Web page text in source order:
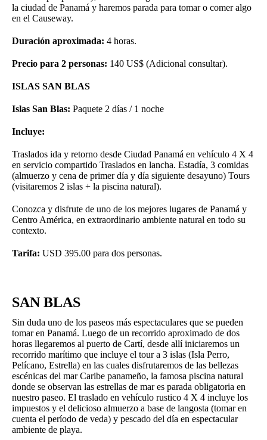
la ciudad de Panamá y haremos parada para tomar o comer algo
en el Causeway.
Duración aproximada: 4 horas.
Precio para 2 personas: 140 US$ (Adicional consultar).
ISLAS SAN BLAS
Islas San Blas: Paquete 2 días / 1 noche
Incluye:
Traslados ida y retorno desde Ciudad Panamá en vehículo 4 X 4
en servicio compartido Traslados en lancha. Estadía, 3 comidas
(almuerzo y cena de primer día y día siguiente desayuno) Tours
(visitaremos 2 islas + la piscina natural).
Conozca y disfrute de uno de los mejores lugares de Panamá y
Centro América, en extraordinario ambiente natural en todo su
contexto.
Tarifa: USD 395.00 para dos personas.
SAN BLAS
Sin duda uno de los paseos más espectaculares que se pueden
tomar en Panamá. Luego de un recorrido aproximado de dos
horas llegaremos al puerto de Cartí, desde allí iniciaremos un
recorrido marítimo que incluye el tour a 3 islas (Isla Perro,
Pelícano, Estrella) en las cuales disfrutaremos de las bellezas
escénicas del mar Caribe panameño, la famosa piscina natural
donde se observan las estrellas de mar es parada obligatoria en
nuestro paseo. El traslado en vehículo rustico 4 X 4 incluye los
impuestos y el delicioso almuerzo a base de langosta (tomar en
cuenta el período de veda) y pescado del día en espectacular
ambiente de playa.